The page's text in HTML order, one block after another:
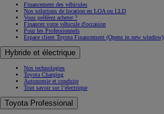
Financement des véhicules
Nos solutions de location en LOA ou LLD
Vous préférez acheter ?
Financez votre véhicule d'occasion
Pour les Professionnels
Espace client Toyota Financement (Opens in new window)
Hybride et électrique
Nos technologies
Toyota Charging
Autonomie et conduite
Tout savoir sur l’électrique
Toyota Professional